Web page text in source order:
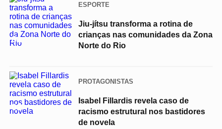
01
ESPORTE
Jiu-jítsu transforma a rotina de
crianças nas comunidades da Zona
Norte do Rio
02
PROTAGONISTAS
Isabel Fillardis revela caso de
racismo estrutural nos bastidores
de novela